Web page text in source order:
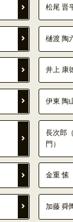
松尾 晋
樋渡 陶
井上 康
伊東 陶
長次郎
門）
金重 愫
加藤 舜